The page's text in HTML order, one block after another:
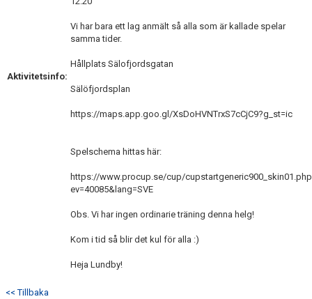
Aktivitetsinfo:
Vi har bara ett lag anmält så alla som är kallade spelar
samma tider.
Hållplats Sälofjordsgatan
Sälöfjordsplan
https://maps.app.goo.gl/XsDoHVNTrxS7cCjC9?g_st=ic
Spelschema hittas här:
https://www.procup.se/cup/
ev=40085&lang=SVE
Obs. Vi har ingen ordinarie träning denna helg!
Kom i tid så blir det kul för alla :)
Heja Lundby!
<< Tillbaka